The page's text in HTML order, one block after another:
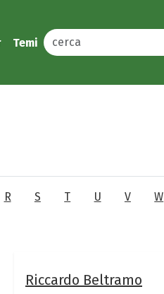
Temi
R S T U V W
Riccardo Beltramo